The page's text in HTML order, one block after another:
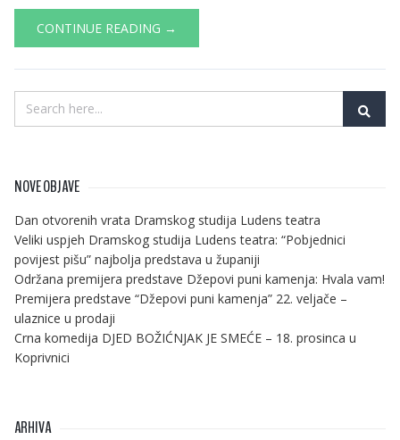
CONTINUE READING →
NOVE OBJAVE
Dan otvorenih vrata Dramskog studija Ludens teatra
Veliki uspjeh Dramskog studija Ludens teatra: “Pobjednici
povijest pišu” najbolja predstava u županiji
Održana premijera predstave Džepovi puni kamenja: Hvala vam!
Premijera predstave “Džepovi puni kamenja” 22. veljače –
ulaznice u prodaji
Crna komedija DJED BOŽIĆNJAK JE SMEĆE – 18. prosinca u
Koprivnici
ARHIVA